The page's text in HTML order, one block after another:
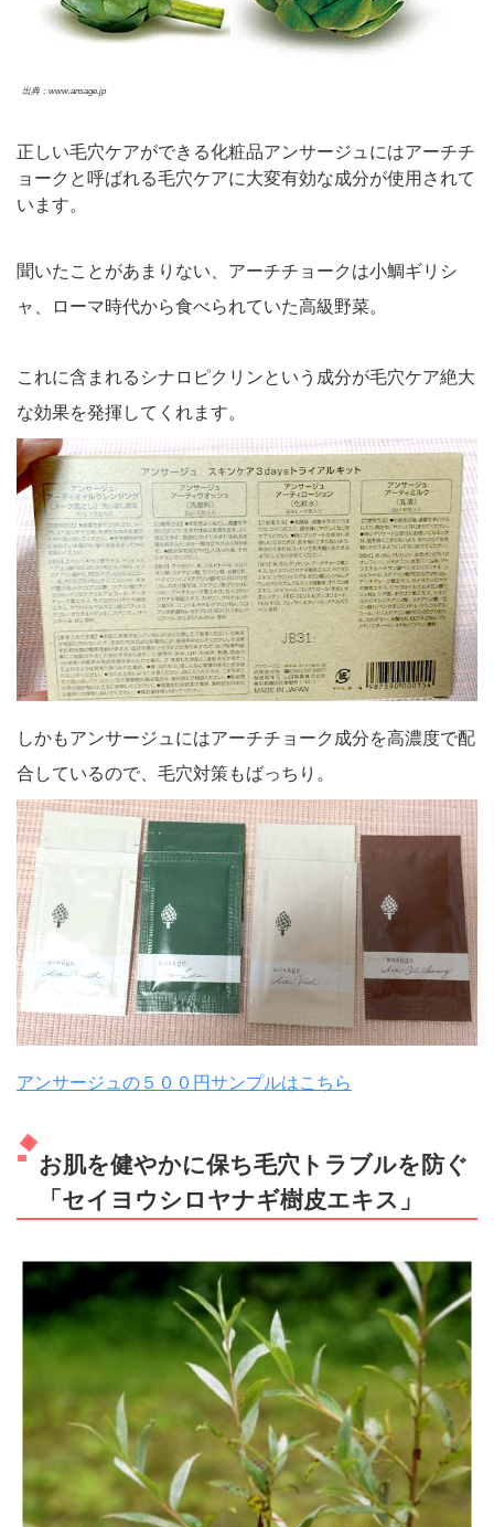
出典：www.ansage.jp
正しい毛穴ケアができる化粧品アンサージュにはアーチチ
ョークと呼ばれる毛穴ケアに大変有効な成分が使用されて
います。
聞いたことがあまりない、アーチチョークは小鯛ギリシ
ャ、ローマ時代から食べられていた高級野菜。
これに含まれるシナロピクリンという成分が毛穴ケア絶大
な効果を発揮してくれます。
しかもアンサージュにはアーチチョーク成分を高濃度で配
合しているので、毛穴対策もばっちり。
アンサージュの５００円サンプルはこちら
お肌を健やかに保ち毛穴トラブルを防ぐ
「セイヨウシロヤナギ樹皮エキス」